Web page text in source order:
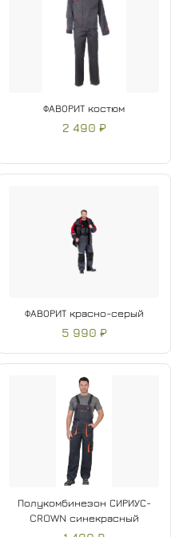
ФАВОРИТ костюм
2 490 ₽
ФАВОРИТ красно-серый
5 990 ₽
Полукомбинезон СИРИУС-
CROWN синекрасный